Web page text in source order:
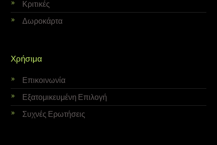
Κριτικές
Δωροκάρτα
Χρήσιμα
Επικοινωνία
Εξατομικευμένη Επιλογή
Συχνές Ερωτήσεις